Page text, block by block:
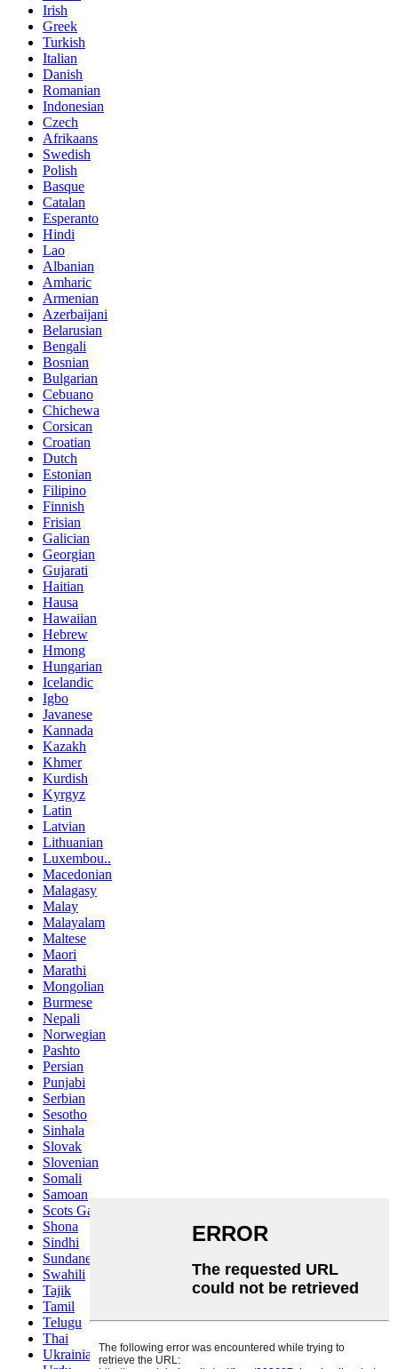
Irish
Greek
Turkish
Italian
Danish
Romanian
Indonesian
Czech
Afrikaans
Swedish
Polish
Basque
Catalan
Esperanto
Hindi
Lao
Albanian
Amharic
Armenian
Azerbaijani
Belarusian
Bengali
Bosnian
Bulgarian
Cebuano
Chichewa
Corsican
Croatian
Dutch
Estonian
Filipino
Finnish
Frisian
Galician
Georgian
Gujarati
Haitian
Hausa
Hawaiian
Hebrew
Hmong
Hungarian
Icelandic
Igbo
Javanese
Kannada
Kazakh
Khmer
Kurdish
Kyrgyz
Latin
Latvian
Lithuanian
Luxembou..
Macedonian
Malagasy
Malay
Malayalam
Maltese
Maori
Marathi
Mongolian
Burmese
Nepali
Norwegian
Pashto
Persian
Punjabi
Serbian
Sesotho
Sinhala
Slovak
Slovenian
Somali
Samoan
Scots Gaelic
Shona
Sindhi
Sundanese
Swahili
Tajik
Tamil
Telugu
Thai
Ukrainian